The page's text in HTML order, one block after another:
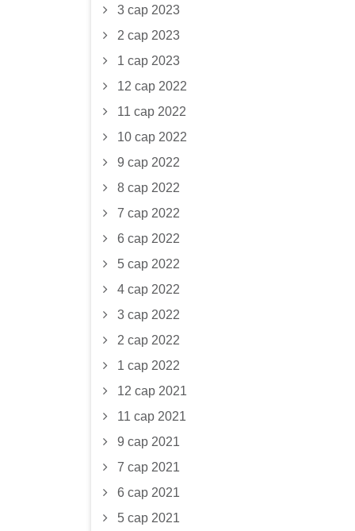
3 сар 2023
2 сар 2023
1 сар 2023
12 сар 2022
11 сар 2022
10 сар 2022
9 сар 2022
8 сар 2022
7 сар 2022
6 сар 2022
5 сар 2022
4 сар 2022
3 сар 2022
2 сар 2022
1 сар 2022
12 сар 2021
11 сар 2021
9 сар 2021
7 сар 2021
6 сар 2021
5 сар 2021